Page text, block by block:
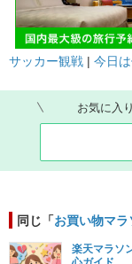
サッカー観戦 | 今日
お気に入
同じ「お買い物マ
楽天マラソ